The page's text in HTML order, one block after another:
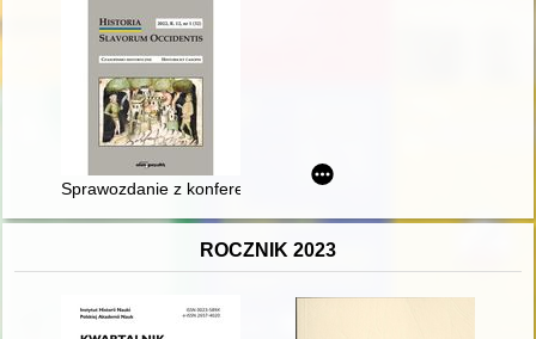
Sprawozdanie z konferencji naukowej: 9th International
ROCZNIK 2023